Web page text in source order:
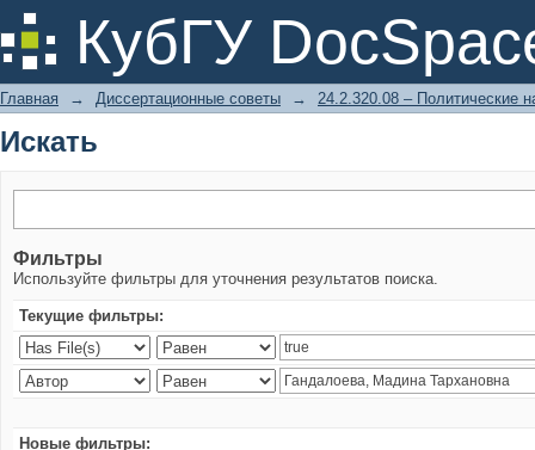
КубГУ
Искать
Главная → Диссертационные советы → 24.2.320.08 – Политические
Искать
Фильтры
Используйте фильтры для уточнения результатов поиска.
Текущие фильтры:
Новые фильтры: